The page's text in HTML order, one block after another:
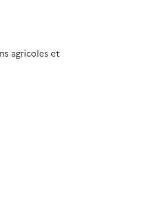
agricoles et